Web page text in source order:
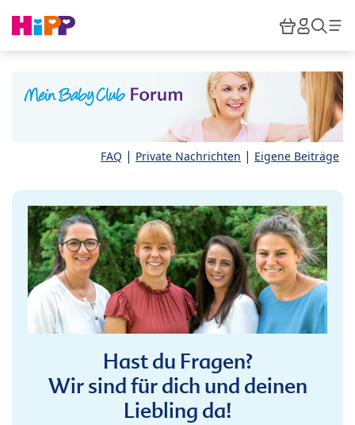
HiPP
FAQ | Private Nachrichten | Eigene Beiträge
Hast du Fragen?
Wir sind für dich und deinen
Liebling da!